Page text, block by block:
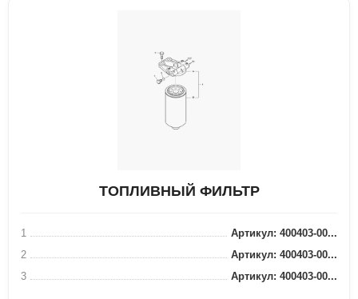
ТОПЛИВНЫЙ ФИЛЬТР
1
Артикул: 400403-00...
2
Артикул: 400403-00...
3
Артикул: 400403-00...